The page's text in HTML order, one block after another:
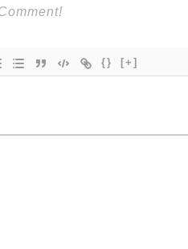
{} [+]